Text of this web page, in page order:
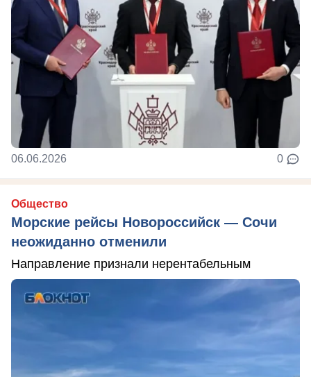
06.06.2026 0
Общество
Морские рейсы Новороссийск — Сочи
неожиданно отменили
Направление признали нерентабельным